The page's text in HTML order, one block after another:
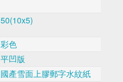
50(10x5)
彩色
平凹版
國產雪面上膠郵字水紋紙